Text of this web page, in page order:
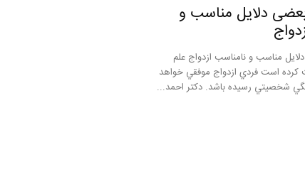
دلایل مناسب و
مناسب و نامناسب ازدواج علم
کرده است فردي ازدواج موفقي خواهد
شخصيتي رسيده باشد. دکتر احمد...